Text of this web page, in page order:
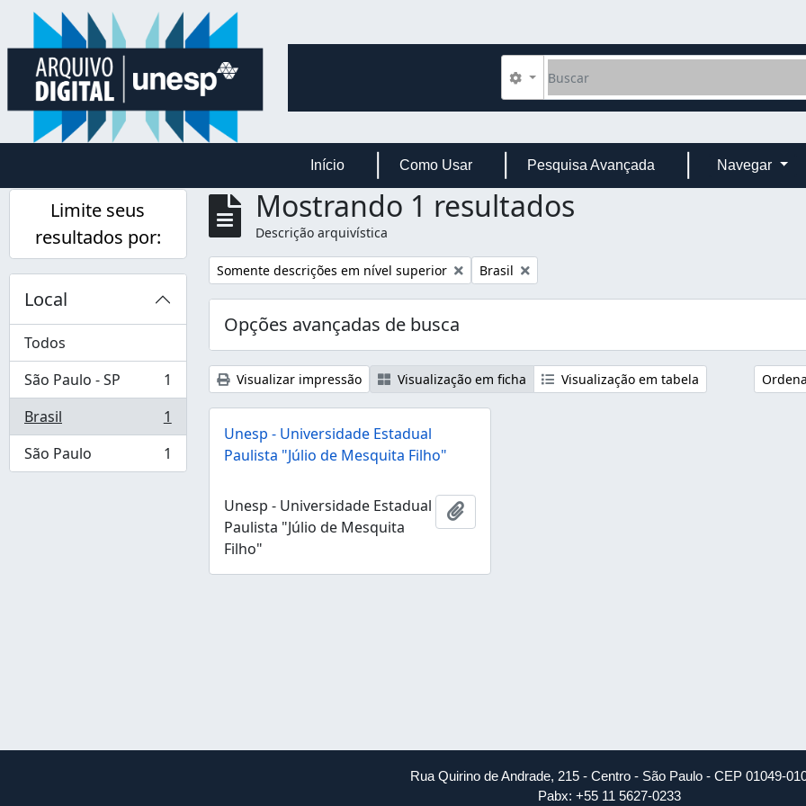
Skip to main content
Buscar
Opções de busca
Início Como Usar Pesquisa Avançada Navegar
Limite seus
resultados por:
Local
Todos
São Paulo - SP
, 1 resultados
1
Brasil
, 1 resultados
1
São Paulo
, 1 resultados 1
Mostrando 1 resultados
Descrição arquivística
Remover filtro:
Somente descrições em nível superior Remover filtro:
Brasil
Opções avançadas de busca
Visualizar impressão Visualização em ficha Visualização em tabela
Unesp - Universidade Estadual
Paulista "Júlio de Mesquita Filho"
Unesp - Universidade Estadual
Paulista "Júlio de Mesquita
Filho"
Adicionar a área de transferência
Rua Quirino de Andrade, 215 - Centro - São Paulo - CEP 01049-
Pabx: +55 11 5627-0233